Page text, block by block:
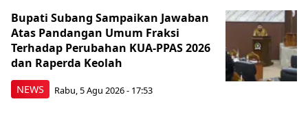
NEWS
Bupati Subang Sampaikan Jawaban
Atas Pandangan Umum Fraksi
Terhadap Perubahan KUA-PPAS 2026
dan Raperda Keolah
Rabu, 5 Agu 2026 - 17:53